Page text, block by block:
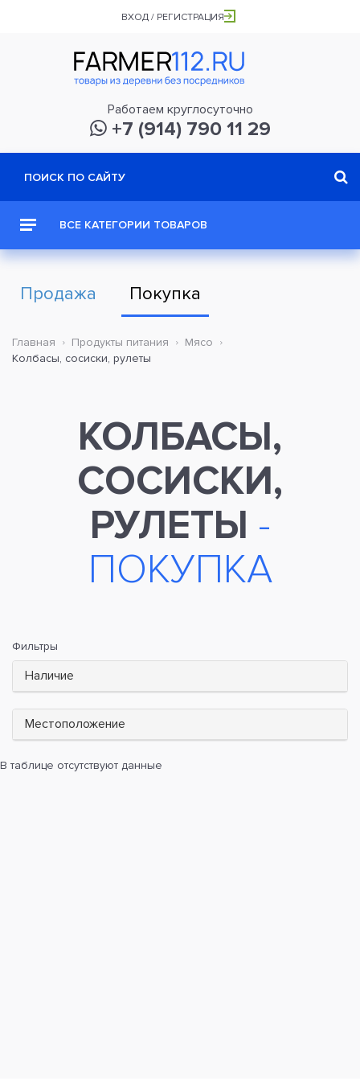
ВХОД / РЕГИСТРАЦИЯ
Работаем круглосуточно
+7 (914) 790 11 29
ВСЕ КАТЕГОРИИ ТОВАРОВ
Продажа Покупка
Главная Продукты питания
Мясо
Колбасы, сосиски, рулеты
КОЛБАСЫ,
СОСИСКИ,
РУЛЕТЫ -
ПОКУПКА
Фильтры
Наличие
Местоположение
В таблице отсутствуют данные